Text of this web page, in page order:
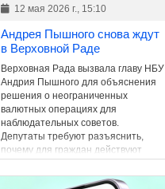
12 мая 2026 г., 15:10
Андрея Пышного снова ждут
в Верховной Раде
Верховная Рада вызвала главу НБУ
Андрия Пышного для объяснения
решения о неограниченных
валютных операциях для
наблюдательных советов.
Депутаты требуют разъяснить,
почему для граждан действуют
ограничения, а для отдельных
категорий – нет.